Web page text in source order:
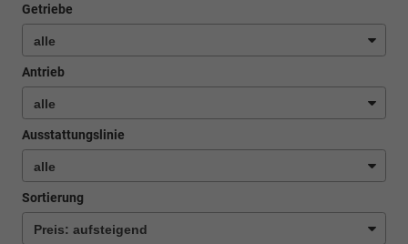
Getriebe
Antrieb
Ausstattungslinie
Sortierung